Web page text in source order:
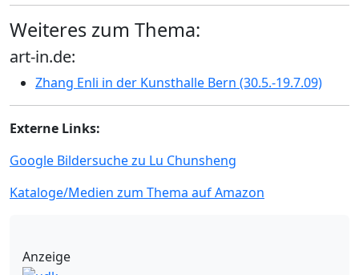
Weiteres zum Thema:
art-in.de:
Zhang Enli in der Kunsthalle Bern (30.5.-19.7.09)
Externe Links:
Google Bildersuche zu Lu Chunsheng
Kataloge/Medien zum Thema auf Amazon
Anzeige